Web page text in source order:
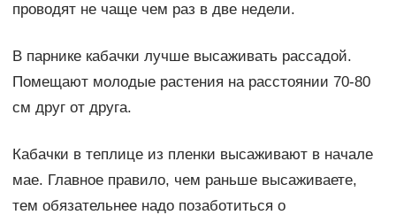
проводят не чаще чем раз в две недели.
В парнике кабачки лучше высаживать рассадой.
Помещают молодые растения на расстоянии 70-80
см друг от друга.
Кабачки в теплице из пленки высаживают в начале
мае. Главное правило, чем раньше высаживаете,
тем обязательнее надо позаботиться о